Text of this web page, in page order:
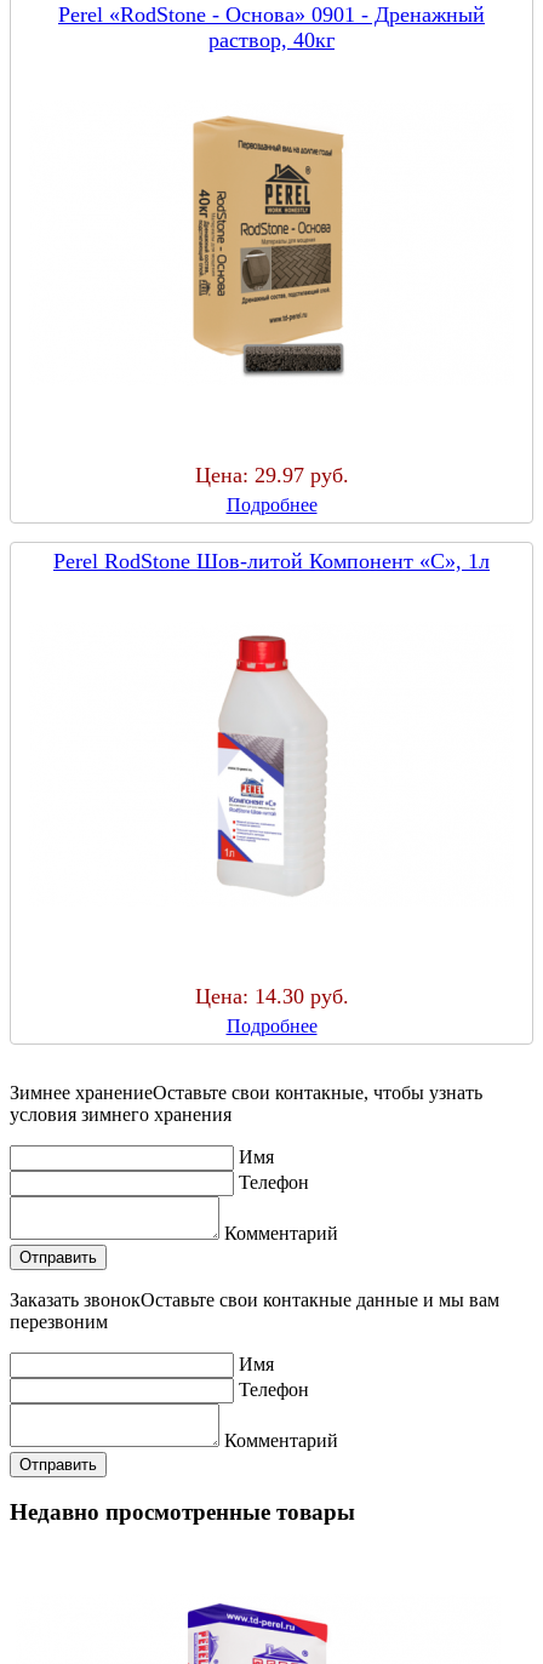
Perel «RodStone - Основа» 0901 - Дренажный
раствор, 40кг
Цена: 29.97 руб.
Подробнее
Perel RodStone Шов-литой Компонент «C», 1л
Цена: 14.30 руб.
Подробнее
Зимнее хранениеОставьте свои контакные, чтобы узнать
условия зимнего хранения
Имя
Телефон
Комментарий
Заказать звонокОставьте свои контакные данные и мы вам
перезвоним
Имя
Телефон
Комментарий
Недавно просмотренные товары